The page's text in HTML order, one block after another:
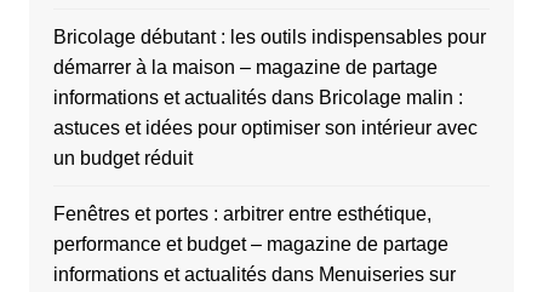
Bricolage débutant : les outils indispensables pour
démarrer à la maison – magazine de partage
informations et actualitésdans Bricolage malin :
astuces et idées pour optimiser son intérieur avec
un budget réduit
Fenêtres et portes : arbitrer entre esthétique,
performance et budget – magazine de partage
informations et actualitésdans Menuiseries sur